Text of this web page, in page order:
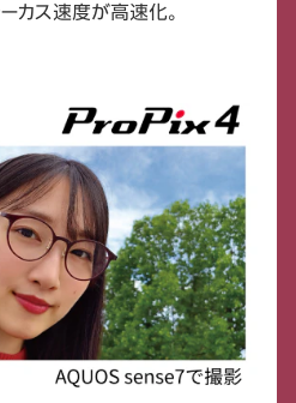
カス速度が高速化。